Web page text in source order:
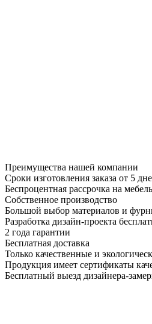
Преимущества нашей компании
Сроки изготовления заказа от 5
Беспроцентная рассрочка на мебель
Собственное производство
Большой выбор материалов и
Разработка дизайн-проекта
2 года гарантии
Бесплатная доставка
Только качественные и
Продукция имеет сертификаты
Бесплатный выезд дизайнера-